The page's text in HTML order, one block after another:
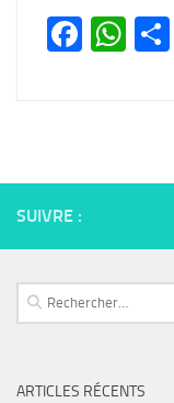
SUIVRE :
Rechercher :
ARTICLES RÉCENTS